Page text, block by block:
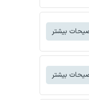
بیشتر
بیشتر